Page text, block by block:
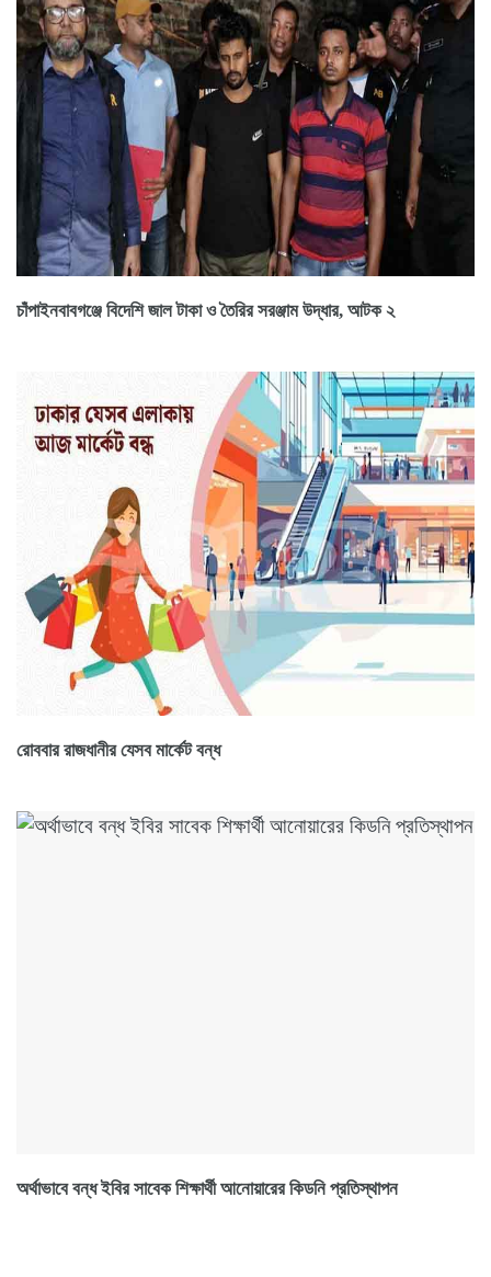
চাঁপাইনবাবগঞ্জে বিদেশি জাল টাকা ও তৈরির সরঞ্জাম উদ্ধার, আটক ২
রোববার রাজধানীর যেসব মার্কেট বন্ধ
অর্থাভাবে বন্ধ ইবির সাবেক শিক্ষার্থী আনোয়ারের কিডনি প্রতিস্থাপন